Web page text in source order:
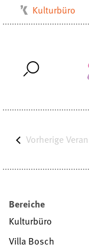
Kulturbüro
Stadtarchiv
Villa Bosch
Vorherige
Bereiche
Kulturbüro
Villa Bosch